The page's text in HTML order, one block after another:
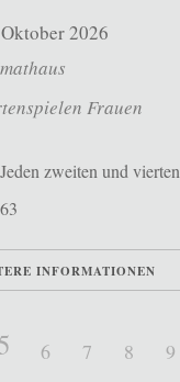
Oktober 2026
Frauen
zweiten und
INFORMATIONEN
6 7 8 9